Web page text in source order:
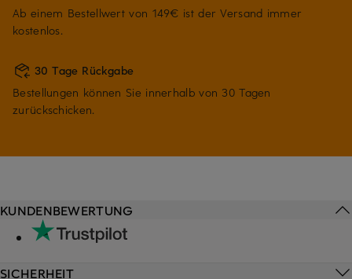
Ab einem Bestellwert von 149€ ist der Versand immer
kostenlos.
30 Tage Rückgabe
Bestellungen können Sie innerhalb von 30 Tagen
zurückschicken.
KUNDENBEWERTUNG
SICHERHEIT